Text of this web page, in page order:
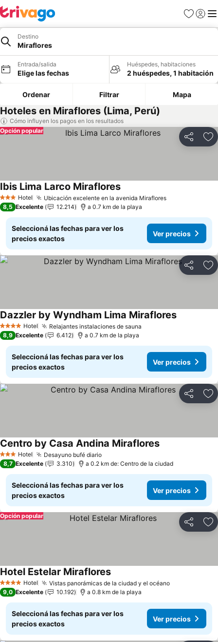
Favoritos
Iniciar
Destino
Miraflores
Entrada/salida
Elige las fechas
Huéspedes, habitaciones
2 huéspedes, 1 habitación
Ordenar Filtrar Mapa
Hoteles en Miraflores (Lima, Perú)
Cómo influyen los pagos en los resultados
Compartir
Opción popular
3 Estrellas
Hotel Ubicación excelente en la avenida Miraflores
Ibis Lima Larco Miraflores
8,5 Excelente 12.214 a 0.7 km de la playa
Seleccioná las fechas para ver los
precios exactos
Ver precios
Compartir
4 EstrellasHotel Relajantes instalaciones de sauna
Dazzler by Wyndham Lima Miraflores
8,9 Excelente 6.412 a 0.7 km de la playa
Seleccioná las fechas para ver los
precios exactos
Ver precios
Compartir
3 Estrellas
Hotel Desayuno bufé diario
Centro by Casa Andina Miraflores
8,7 Excelente 3.310 a 0.2 km de: Centro de la ciudad
Seleccioná las fechas para ver los
precios exactos
Ver precios
Compartir
Opción popular
4 EstrellasHotel Vistas panorámicas de la ciudad y el océano
Hotel Estelar Miraflores
9,0 Excelente 10.192 a 0.8 km de la playa
Seleccioná las fechas para ver los
precios exactos
Ver precios